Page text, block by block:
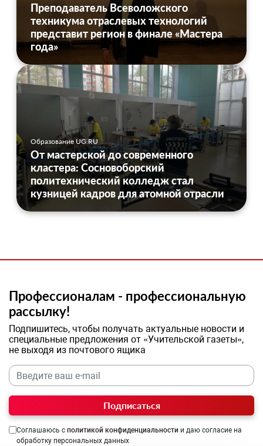
Преподаватель Всеволожского
техникума отраслевых технологий
представит регион в финале «Мастера
года»
Образование UG.RU
От мастерской до современного
кластера: Сосновоборский
политехнический колледж стал
кузницей кадров для атомной отрасли
Профессионалам - профессиональную
рассылку!
Подпишитесь, чтобы получать актуальные новости и
специальные предложения от «Учительской газеты»,
не выходя из почтового ящика
Подписаться
Соглашаюсь с политикой конфиденциальности и даю согласие на
обработку персональных данных